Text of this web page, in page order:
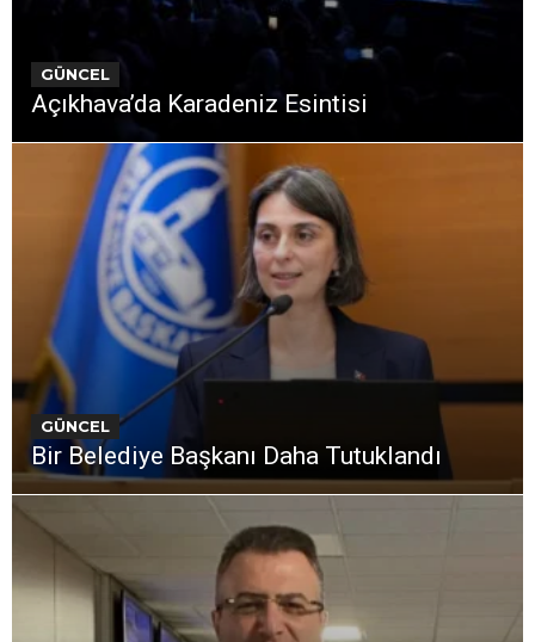
GÜNCEL
Açıkhava’da Karadeniz Esintisi
GÜNCEL
Bir Belediye Başkanı Daha Tutuklandı